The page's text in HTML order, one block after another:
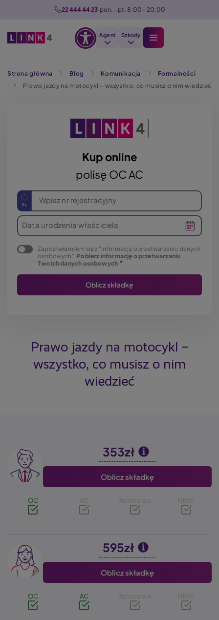
22 444 44 23 pon. - pt. 8:00 - 20:00
Agent Szkody
Strona główna Blog Komunikacja
Formalności
Prawo jazdy na motocykl – wszystko, co musisz o nim wiedzieć
Kup online
polisę OC AC
Wpisz nr rejestracyjny
Data urodzenia właściciela
Zapoznałam/em się z "Informacją o przetwarzaniu danych
osobowych". Pobierz informację o przetwarzaniu
Twoich danych osobowych
Prawo jazdy na motocykl –
wszystko, co musisz o nim
wiedzieć
Image 353zł
Oblicz składkę
OC AC Assistance NNW
Image 595zł
Oblicz składkę
OC AC Assistance NNW